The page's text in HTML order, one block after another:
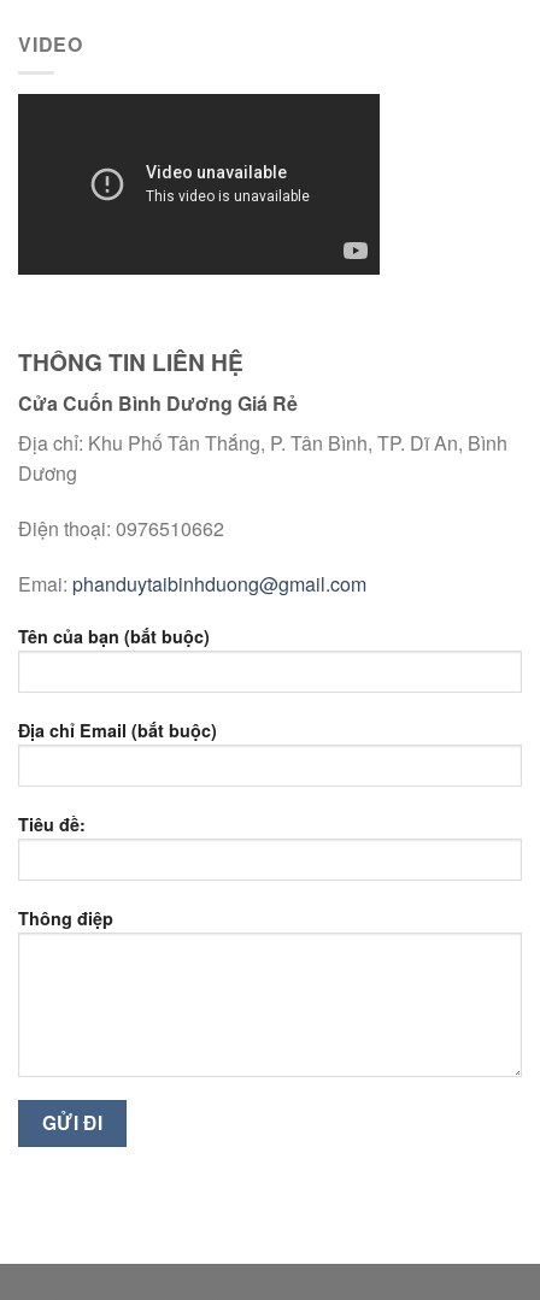
THÔNG TIN LIÊN HỆ
Cửa Cuốn Bình Dương Giá Rẻ
Địa chỉ: Khu Phố Tân Thắng, P. Tân Bình, TP. Dĩ An, Bình
Dương
Điện thoại: 0976510662
Emai: phanduytaibinhduong@gmail.com
Tên của bạn (bắt buộc)
Địa chỉ Email (bắt buộc)
Tiêu đề:
Thông điệp
VIDEO